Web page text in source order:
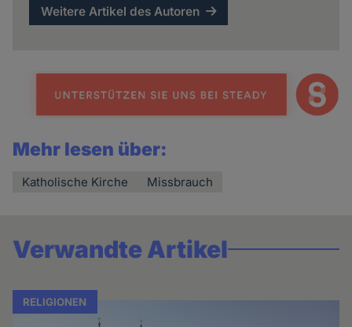
Weitere Artikel des Autoren
Mehr lesen über:
Katholische Kirche Missbrauch
Verwandte Artikel
RELIGIONEN